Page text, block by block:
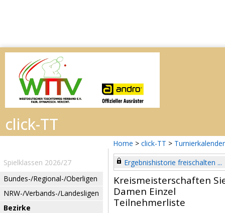
Home > click-TT > Turnierkalender
Spielklassen 2026/27
Bundes-/Regional-/Oberligen
NRW-/Verbands-/Landesligen
Bezirke
Ergebnishistorie freischalten ...
Kreismeisterschaften
Damen Einzel
Teilnehmerliste